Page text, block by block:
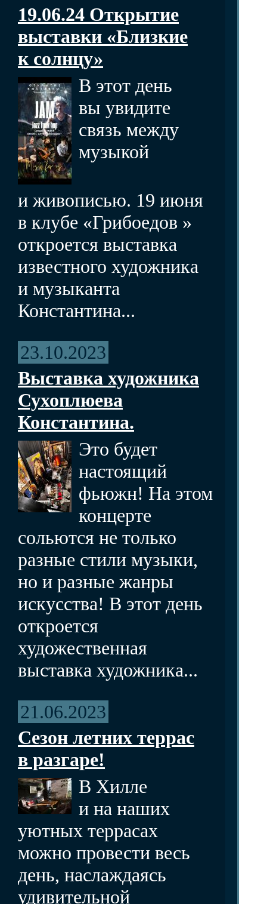
19.06.24 Открытие
выставки «Близкие
к солнцу»
В этот день
вы увидите
связь между
музыкой
и живописью. 19 июня
в клубе «Грибоедов »
откроется выставка
известного художника
и музыканта
Константина...
23.10.2023
Выставка художника
Сухоплюева
Константина.
Это будет
настоящий
фьюжн! На этом
концерте
сольются не только
разные стили музыки,
но и разные жанры
искусства! В этот день
откроется
художественная
выставка художника...
21.06.2023
Сезон летних террас
в разгаре!
В Хилле
и на наших
уютных террасах
можно провести весь
день, наслаждаясь
удивительной